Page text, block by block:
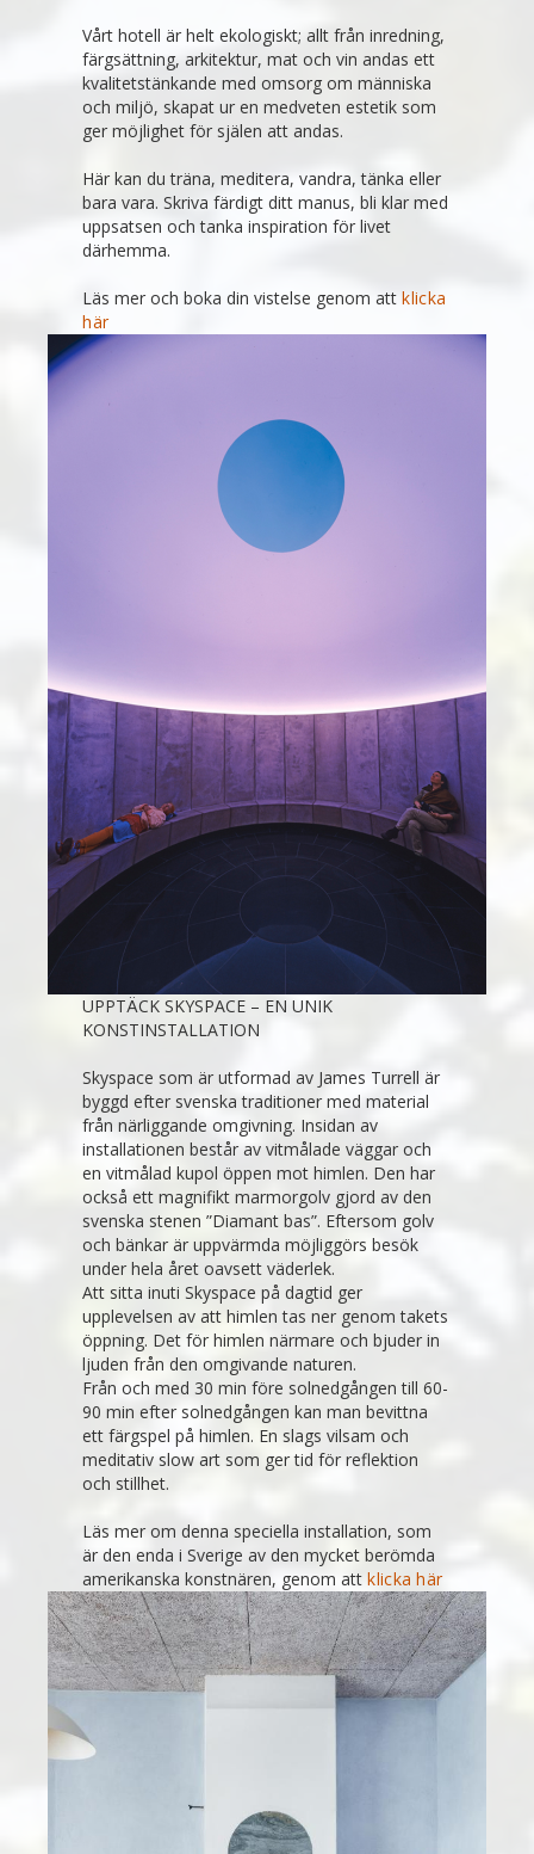
Vårt hotell är helt ekologiskt; allt från inredning,
färgsättning, arkitektur, mat och vin andas ett
kvalitetstänkande med omsorg om människa
och miljö, skapat ur en medveten estetik som
ger möjlighet för själen att andas.
Här kan du träna, meditera, vandra, tänka eller
bara vara. Skriva färdigt ditt manus, bli klar med
uppsatsen och tanka inspiration för livet
därhemma.
Läs mer och boka din vistelse genom attklicka
här
UPPTÄCK SKYSPACE – EN UNIK
KONSTINSTALLATION
Skyspace som är utformad av James Turrell är
byggd efter svenska traditioner med material
från närliggande omgivning. Insidan av
installationen består av vitmålade väggar och
en vitmålad kupol öppen mot himlen. Den har
också ett magnifikt marmorgolv gjord av den
svenska stenen ”Diamant bas”. Eftersom golv
och bänkar är uppvärmda möjliggörs besök
under hela året oavsett väderlek.
Att sitta inuti Skyspace på dagtid ger
upplevelsen av att himlen tas ner genom takets
öppning. Det för himlen närmare och bjuder in
ljuden från den omgivande naturen.
Från och med 30 min före solnedgången till 60-
90 min efter solnedgången kan man bevittna
ett färgspel på himlen. En slags vilsam och
meditativ slow art som ger tid för reflektion
och stillhet.
Läs mer om denna speciella installation, som
är den enda i Sverige av den mycket berömda
amerikanska konstnären, genom attklicka här